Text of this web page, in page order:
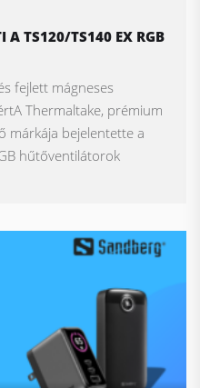
A TS120/TS140 EX RGB
fejlett mágneses
Thermaltake, prémium
márkája bejelentette a
hűtőventilátorok